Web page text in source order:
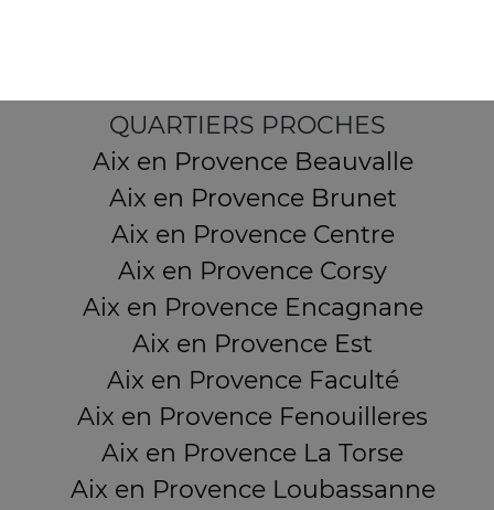
QUARTIERS PROCHES
Aix en Provence Beauvalle
Aix en Provence Brunet
Aix en Provence Centre
Aix en Provence Corsy
Aix en Provence Encagnane
Aix en Provence Est
Aix en Provence Faculté
Aix en Provence Fenouilleres
Aix en Provence La Torse
Aix en Provence Loubassanne